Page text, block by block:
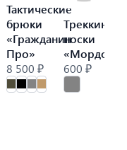
Тактические
брюки
«Гражданин
Про»
8 500 ₽
носки
«Мордор»
600 ₽